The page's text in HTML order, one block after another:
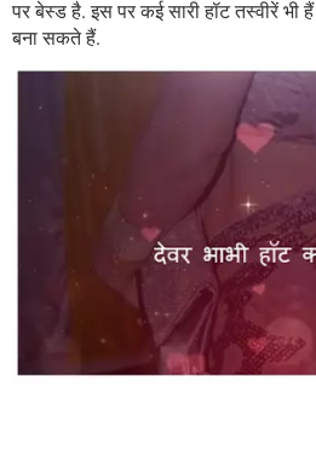
पर बेस्ड है. इस पर कई सारी हॉट तस्वीरें भी
बना सकते हैं.